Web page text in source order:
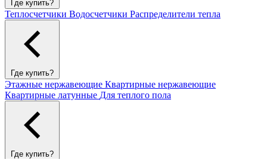
Где купить?
Теплосчетчики Водосчетчики Распределители тепла
Где купить?
Этажные нержавеющие Квартирные нержавеющие
Квартирные латунные Для теплого пола
Где купить?